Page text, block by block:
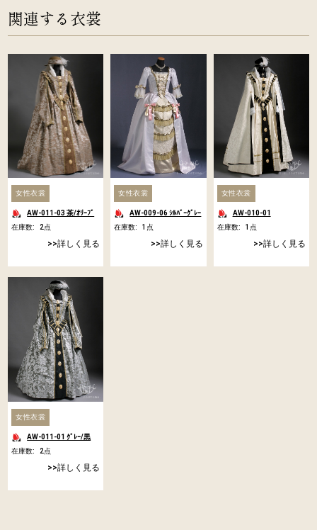
関連する衣裳
女性衣裳
AW-011-03 茶/ｵﾘｰﾌﾞ
在庫数:
2点
詳しく見る
女性衣裳
AW-009-06 ｼﾙﾊﾞｰｸﾞﾚｰ
在庫数:
1 点
詳しく見る
女性衣裳
AW-010-01
在庫数:
1 点
詳しく見る
女性衣裳
AW-011-01 ｸﾞﾚｰ/黒
在庫数:
2点
詳しく見る